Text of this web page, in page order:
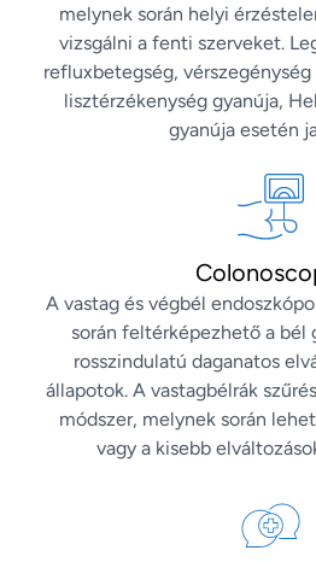
melynek során helyi
vizsgálni a fenti szerveket.
refluxbetegség,
lisztérzékenység gyanúja,
gyanúja esetén
A vastag és végbél
során feltérképezhető a bél
rosszindulatú daganatos
állapotok. A vastagbélrák
módszer, melynek során
vagy a kisebb